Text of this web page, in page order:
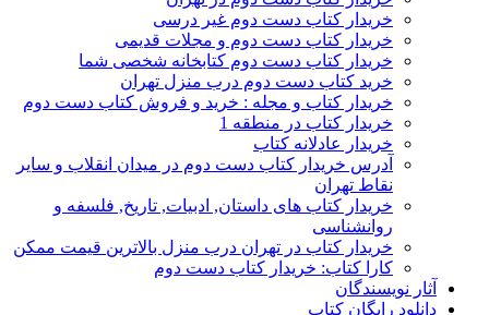
خریدار کتاب دست دوم غیر درسی
خریدار کتاب دست دوم و مجلات قدیمی
خریدار کتاب دست دوم کتابخانه شخصی شما
خرید کتاب دست دوم درب منزل تهران
خریدار کتاب و مجله : خرید و فروش کتاب دست دوم
خریدار کتاب در منطقه 1
خریدار عادلانه کتاب
آدرس خریدار کتاب دست دوم در میدان انقلاب و سایر
نقاط تهران
خریدار کتاب های داستان, ادبیات, تاریخ, فلسفه و
روانشناسی
خریدار کتاب در تهران درب منزل بالاترین قیمت ممکن
کارا کتاب: خریدار کتاب دست دوم
آثار نویسندگان
دانلود رایگان کتاب